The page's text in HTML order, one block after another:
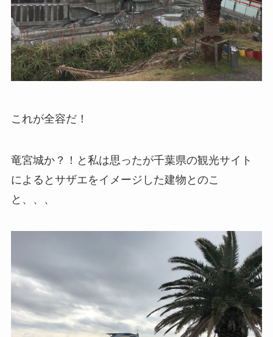
これが全容だ！
竜宮城か？！と私は思ったが千葉県の観光サイト
によるとサザエをイメージした建物とのこ
と、、、